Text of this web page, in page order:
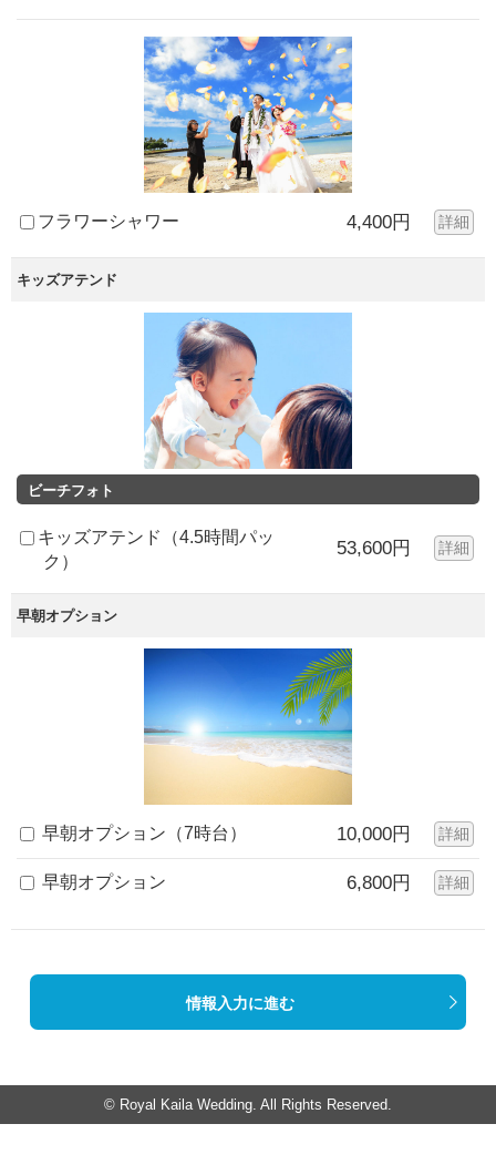
フラワーシャワー 4,400円 詳細
キッズアテンド
ビーチフォト
キッズアテンド（4.5時間パッ
ク）
53,600円 詳細
早朝オプション
早朝オプション（7時台） 10,000円 詳細
早朝オプション 6,800円 詳細
情報入力に進む
© Royal Kaila Wedding. All Rights Reserved.